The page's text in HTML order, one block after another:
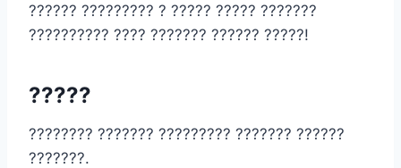
?????? ????????? ? ????? ????? ???????
?????????? ???? ??????? ?????? ?????!
?????
???????? ??????? ????????? ??????? ??????
???????.